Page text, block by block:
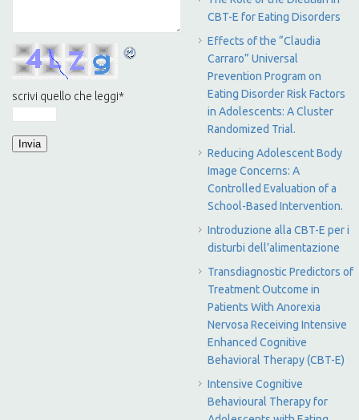
scrivi quello che leggi*
CBT-E for Eating Disorders
Effects of the “Claudia
Carraro” Universal
Prevention Program on
Eating Disorder Risk Factors
in Adolescents: A Cluster
Randomized Trial.
Reducing Adolescent Body
Image Concerns: A
Controlled Evaluation of a
School-Based Intervention.
Introduzione alla CBT-E per i
disturbi dell’alimentazione
Transdiagnostic Predictors of
Treatment Outcome in
Patients With Anorexia
Nervosa Receiving Intensive
Enhanced Cognitive
Behavioral Therapy (CBT-E)
Intensive Cognitive
Behavioural Therapy for